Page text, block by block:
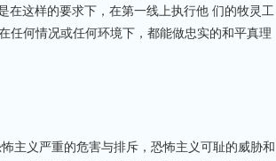
在这样的要求下，在第一线上执行他 们的牧灵工
任何情况或任何环境下，都能做忠实的和平真理
主义严重的危害与排斥，恐怖主义可耻的威胁和